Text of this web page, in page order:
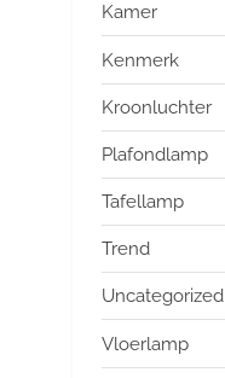
Kamer
Kenmerk
Kroonluchter
Plafondlamp
Tafellamp
Trend
Uncategorized
Vloerlamp